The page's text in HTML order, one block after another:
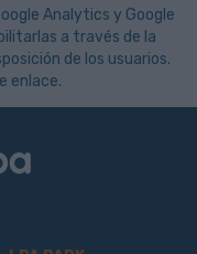
Analytics y Google
a través de la
de los usuarios.
enlace.